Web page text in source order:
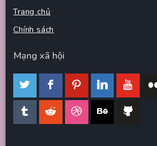
Trang chủ
Chính sách
Mạng xã hội